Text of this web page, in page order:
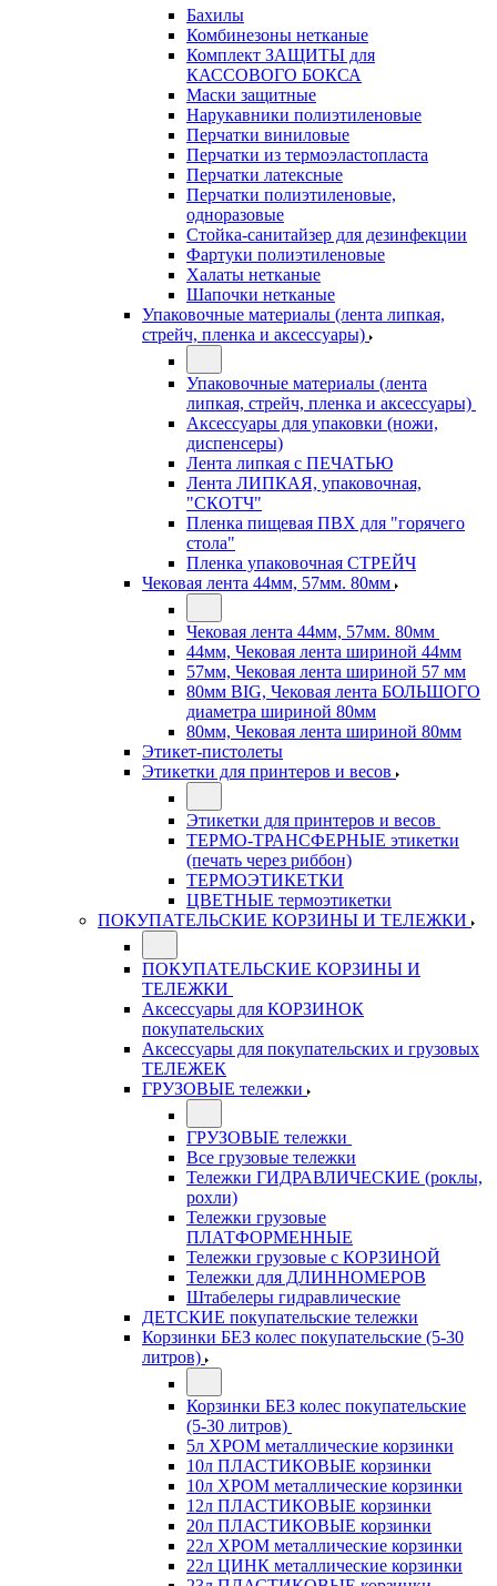
Бахилы
Комбинезоны нетканые
Комплект ЗАЩИТЫ для
КАССОВОГО БОКСА
Маски защитные
Нарукавники полиэтиленовые
Перчатки виниловые
Перчатки из термоэластопласта
Перчатки латексные
Перчатки полиэтиленовые,
одноразовые
Стойка-санитайзер для дезинфекции
Фартуки полиэтиленовые
Халаты нетканые
Шапочки нетканые
Упаковочные материалы (лента липкая,
стрейч, пленка и аксессуары)
Упаковочные материалы (лента
липкая, стрейч, пленка и аксессуары)
Аксессуары для упаковки (ножи,
диспенсеры)
Лента липкая с ПЕЧАТЬЮ
Лента ЛИПКАЯ, упаковочная,
"СКОТЧ"
Пленка пищевая ПВХ для "горячего
стола"
Пленка упаковочная СТРЕЙЧ
Чековая лента 44мм, 57мм. 80мм
Чековая лента 44мм, 57мм. 80мм
44мм, Чековая лента шириной 44мм
57мм, Чековая лента шириной 57 мм
80мм BIG, Чековая лента БОЛЬШОГО
диаметра шириной 80мм
80мм, Чековая лента шириной 80мм
Этикет-пистолеты
Этикетки для принтеров и весов
Этикетки для принтеров и весов
ТЕРМО-ТРАНСФЕРНЫЕ этикетки
(печать через риббон)
ТЕРМОЭТИКЕТКИ
ЦВЕТНЫЕ термоэтикетки
ПОКУПАТЕЛЬСКИЕ КОРЗИНЫ И ТЕЛЕЖКИ
ПОКУПАТЕЛЬСКИЕ КОРЗИНЫ И
ТЕЛЕЖКИ
Аксессуары для КОРЗИНОК
покупательских
Аксессуары для покупательских и грузовых
ТЕЛЕЖЕК
ГРУЗОВЫЕ тележки
ГРУЗОВЫЕ тележки
Все грузовые тележки
Тележки ГИДРАВЛИЧЕСКИЕ (роклы,
рохли)
Тележки грузовые
ПЛАТФОРМЕННЫЕ
Тележки грузовые с КОРЗИНОЙ
Тележки для ДЛИННОМЕРОВ
Штабелеры гидравлические
ДЕТСКИЕ покупательские тележки
Корзинки БЕЗ колес покупательские (5-30
литров)
Корзинки БЕЗ колес покупательские
(5-30 литров)
5л ХРОМ металлические корзинки
10л ПЛАСТИКОВЫЕ корзинки
10л ХРОМ металлические корзинки
12л ПЛАСТИКОВЫЕ корзинки
20л ПЛАСТИКОВЫЕ корзинки
22л ХРОМ металлические корзинки
22л ЦИНК металлические корзинки